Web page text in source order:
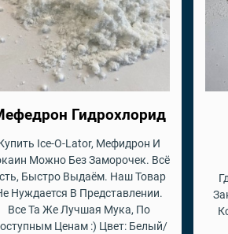
Гидрохлорид
Ice-O-Lator, Мефидрон И
Можно Без Заморочек. Всё
Быстро Выдаём. Наш Товар
Нуждается В Представлении.
Все Та Же Лучшая Мука, По
Ценам :) Цвет: Белый/